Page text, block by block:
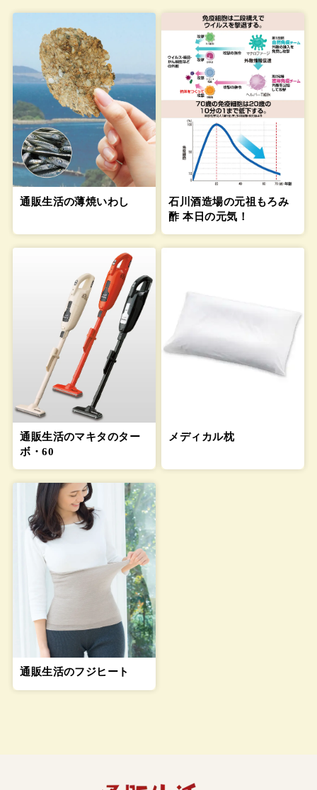
通販生活の薄焼いわし
石川酒造場の元祖もろみ
酢 本日の元気！
通販生活のマキタのター
ボ・60
メディカル枕
通販生活のフジヒート